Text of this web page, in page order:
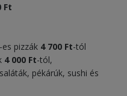
Ft
pizzák 4 700 Ft-tól
4 000 Ft-tól,
pékárúk, sushi és